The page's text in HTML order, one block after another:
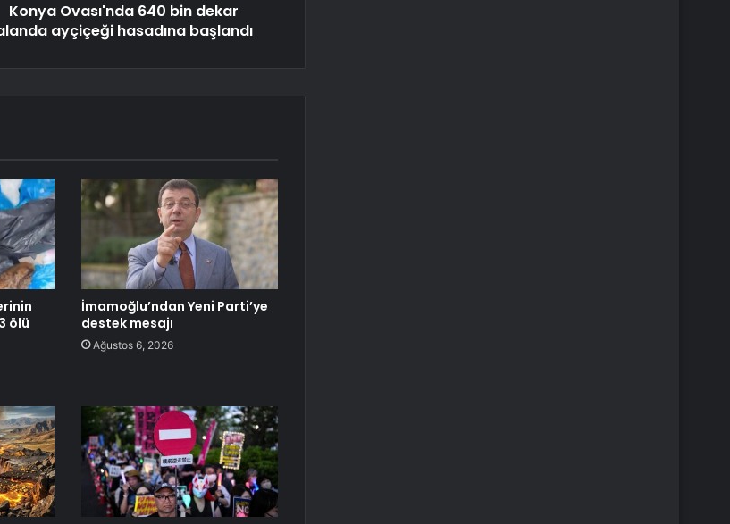
Konya Ovası'nda 640 bin dekar
ayçiçeği hasadına başlandı
ölü
İmamoğlu’ndan Yeni Parti’ye
destek mesajı
Ağustos 6, 2026